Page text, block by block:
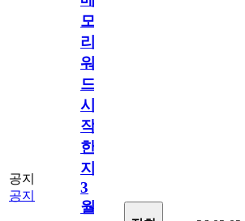
공지
공지
모
리
워
드
시
작
한
지
3
월